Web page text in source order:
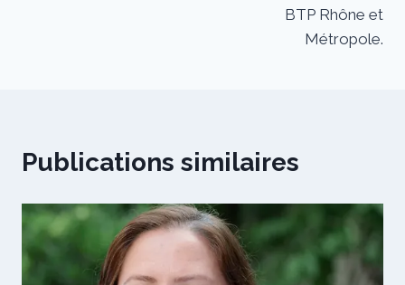
BTP Rhône et
Métropole.
Publications similaires